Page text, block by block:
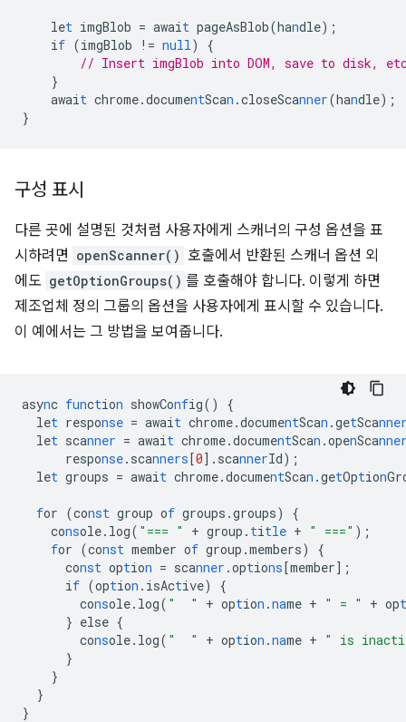
let imgBlob = await pageAsBlob(handle);
if (imgBlob != null)
{
// Insert imgBlob into DOM, save to disk,
}
await chrome.documentScan .closeScanner(handle);
}
구성 표시
다른 곳에 설명된 것처럼 사용자에게 스캐너의 구성 옵션을 표
시하려면 openScanner() 호출에서 반환된 스캐너 옵션 외
에도 getOptionGroups() 를 호출해야 합니다. 이렇게 하면
제조업체 정의 그룹의 옵션을 사용자에게 표시할 수 있습니다.
이 예에서는 그 방법을 보여줍니다.
async function showConfig()
{
let response = await chrome.documentScan .getSca
let scanner = await chrome.documentScan .openSca
response.scanners[0] .scannerId);
let groups = await chrome.documentScan .getOption
for (const group of groups.groups)
{
console.log( "=== " + group. title + " ===" );
for (const member of group.members)
{
const option = scanner .options[member] ;
if (option .isActive)
{
console.log( "  " + option .name + " = " + opt
} else {
console.log( "  " + option .name + " is
}
}
}
}